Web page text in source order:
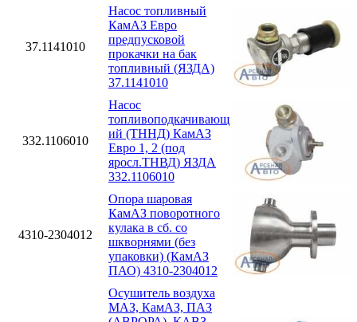
37.1141010
Насос топливный
КамАЗ Евро
предпусковой
прокачки на бак
топливный (ЯЗДА)
37.1141010
332.1106010
Насос
топливоподкачивающ
ий (ТННД) КамАЗ
Евро 1, 2 (под
яросл.ТНВД) ЯЗДА
332.1106010
4310-2304012
Опора шаровая
КамАЗ поворотного
кулака в сб. со
шкворнями (без
упаковки) (КамАЗ
ПАО) 4310-2304012
Осушитель воздуха
МАЗ, КамАЗ, ПАЗ